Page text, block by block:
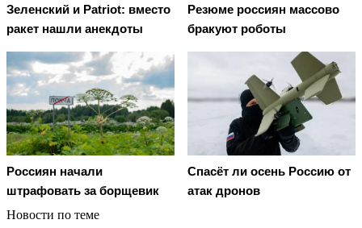
Зеленский и Patriot: вместо
ракет нашли анекдоты
Резюме россиян массово
бракуют роботы
Россиян начали
штрафовать за борщевик
Спасёт ли осень Россию от
атак дронов
Новости по теме